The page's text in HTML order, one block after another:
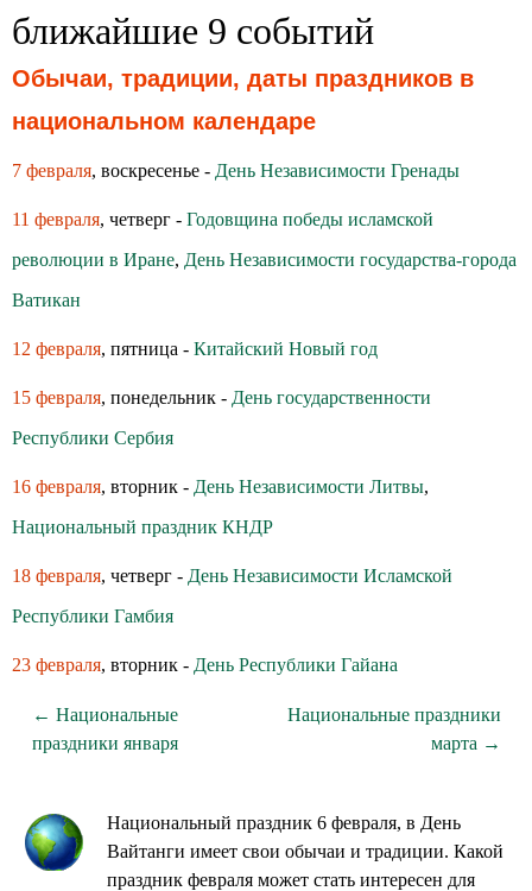
ближайшие 9 событий
Обычаи, традиции, даты праздников в
национальном календаре
7 февраля, воскресенье - День Независимости Гренады
11 февраля, четверг - Годовщина победы исламской
революции в Иране, День Независимости государства-города
Ватикан
12 февраля, пятница - Китайский Новый год
15 февраля, понедельник - День государственности
Республики Сербия
16 февраля, вторник - День Независимости Литвы,
Национальный праздник КНДР
18 февраля, четверг - День Независимости Исламской
Республики Гамбия
23 февраля, вторник - День Республики Гайана
← Национальные
праздники января
Национальные праздники
марта →
Национальный праздник 6 февраля, в День
Вайтанги имеет свои обычаи и традиции. Какой
праздник февраля может стать интересен для